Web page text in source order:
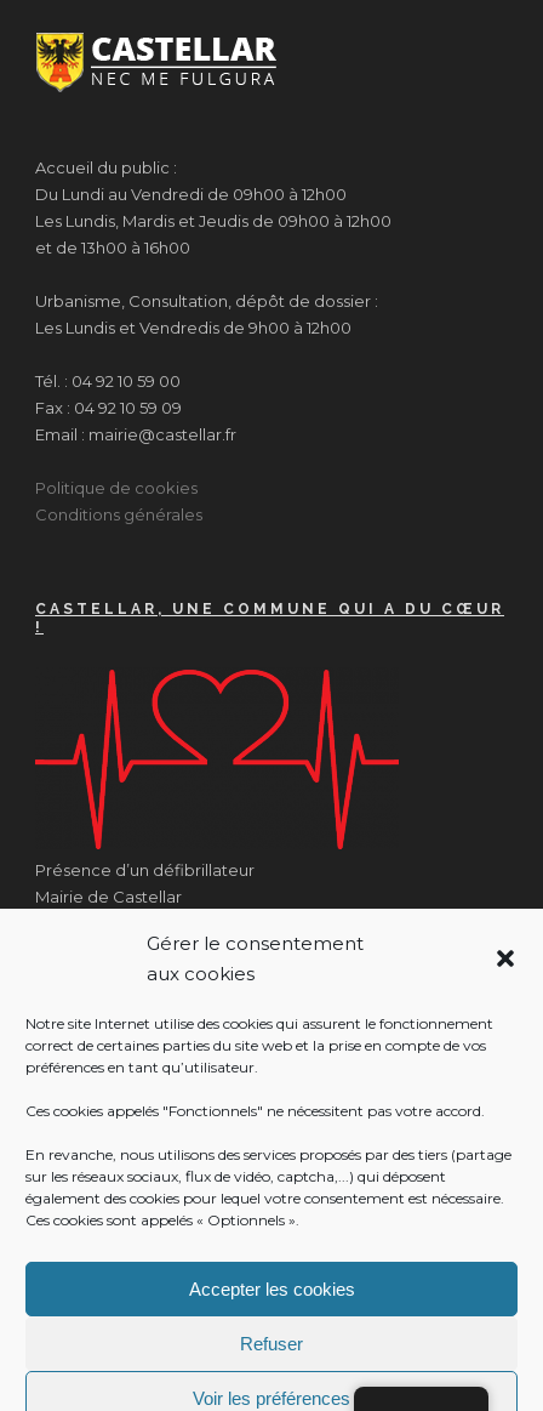
Gérer le consentement
aux cookies
Notre site Internet utilise des cookies qui assurent le fonctionnement
correct de certaines parties du site web et la prise en compte de vos
préférences en tant qu’utilisateur.
Ces cookies appelés "Fonctionnels" ne nécessitent pas votre accord.
En revanche, nous utilisons des services proposés par des tiers (partage
sur les réseaux sociaux, flux de vidéo, captcha,...) qui déposent
également des cookies pour lequel votre consentement est nécessaire.
Ces cookies sont appelés « Optionnels ».
Accepter les cookies
Refuser
Voir les préférences
Accueil du public :
Du Lundi au Vendredi de 09h00 à 12h00
Les Lundis, Mardis et Jeudis de 09h00 à 12h00
et de 13h00 à 16h00
Urbanisme, Consultation, dépôt de dossier :
Les Lundis et Vendredis de 9h00 à 12h00
Tél. : 04 92 10 59 00
Fax : 04 92 10 59 09
Email : mairie@castellar.fr
Politique de cookies
Conditions générales
CASTELLAR, UNE COMMUNE QUI A DU CŒUR
!
Présence d’un défibrillateur
Mairie de Castellar
Côté Escalier Rue Sarrail
06500 Castellar
RÉALISATION